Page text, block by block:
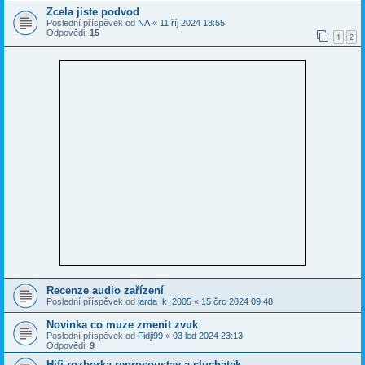
Zcela jiste podvod
Poslední příspěvek od NA « 11 říj 2024 18:55
Odpovědi: 15 1 2
Recenze audio zařízení
Poslední příspěvek od jarda_k_2005 « 15 črc 2024 09:48
Novinka co muze zmenit zvuk
Poslední příspěvek od Fidji99 « 03 led 2024 23:13
Odpovědi: 9